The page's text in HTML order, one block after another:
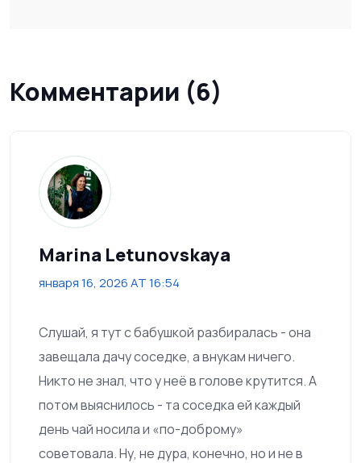
Комментарии (6)
Marina Letunovskaya
января 16, 2026 AT 16:54
Слушай, я тут с бабушкой разбиралась - она
завещала дачу соседке, а внукам ничего.
Никто не знал, что у неё в голове крутится. А
потом выяснилось - та соседка ей каждый
день чай носила и «по-доброму»
советовала. Ну, не дура, конечно, но и не в